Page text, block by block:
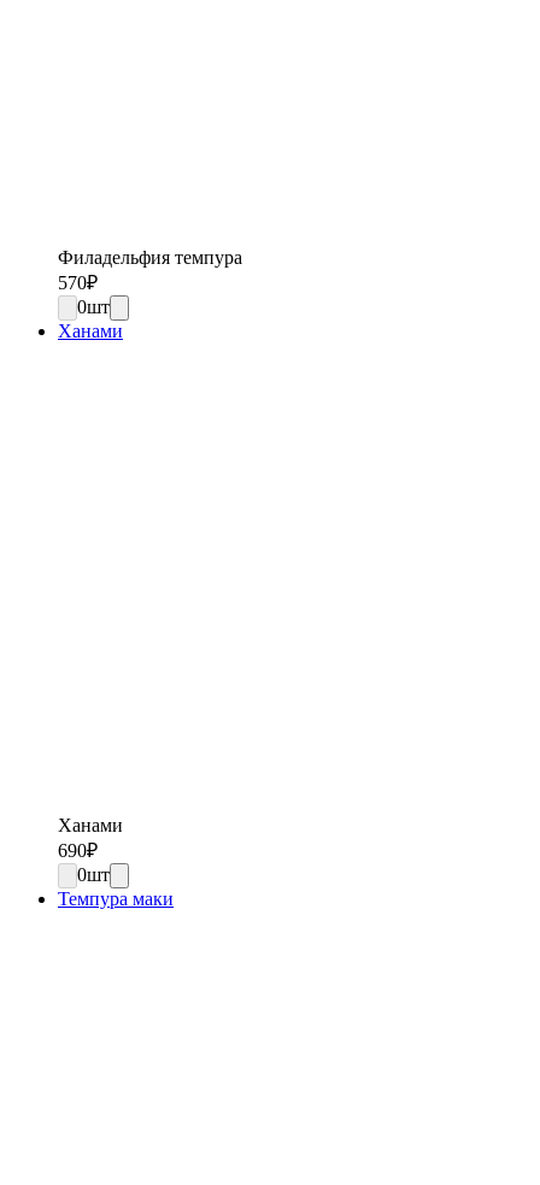
Филадельфия темпура
570₽
0шт
Ханами
Ханами
690₽
0шт
Темпура маки